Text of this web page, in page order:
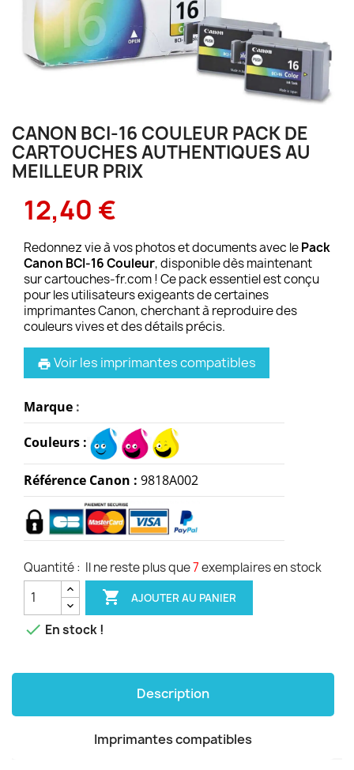
CANON BCI-16 COULEUR PACK DE
CARTOUCHES AUTHENTIQUES AU
MEILLEUR PRIX
12,40 €
Redonnez vie à vos photos et documents avec lePack
Canon BCI-16 Couleur, disponible dès maintenant
sur cartouches-fr.com ! Ce pack essentiel est conçu
pour les utilisateurs exigeants de certaines
imprimantes Canon, cherchant à reproduire des
couleurs vives et des détails précis.
print Voir les imprimantes compatibles
Marque :
Couleurs :
Référence Canon : 9818A002
Quantité : Il ne reste plus que7exemplaires en stock
 AJOUTER AU PANIER
 En stock !
Description
Imprimantes compatibles